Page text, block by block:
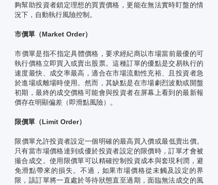
夠幫助投資者鎖定理想的買賣價格，更能在無法實時盯盤的情
況下，自動執行風險控制。
市價單（Market Order）
市價單是指不指定具體價格，要求經紀商以市場當前最優的可
執行價格立即買入或賣出股票。這種訂單的優點是交易執行的
速度最快、成交率最高，適合在市場流動性充裕、且投資者急
於進場或離場時使用。然而，其缺點是在市場劇烈波動或開盤
初期，最終的成交價格可能會與投資者在屏幕上看到的最新報
價存在明顯偏差（即滑點風險）。
限價單（Limit Order）
限價單允許投資者設定一個明確的最高買入價或最低賣出價。
只有當市場價格達到或優於投資者設定的限價時，訂單才會被
撮合成交。使用限價單可以精確控制投資成本與套現利潤，避
免滑點帶來的損失。不過，如果市場價格從未觸及設定的界
限，該訂單將一直處於等待狀態直至過期，面臨無法成交的風